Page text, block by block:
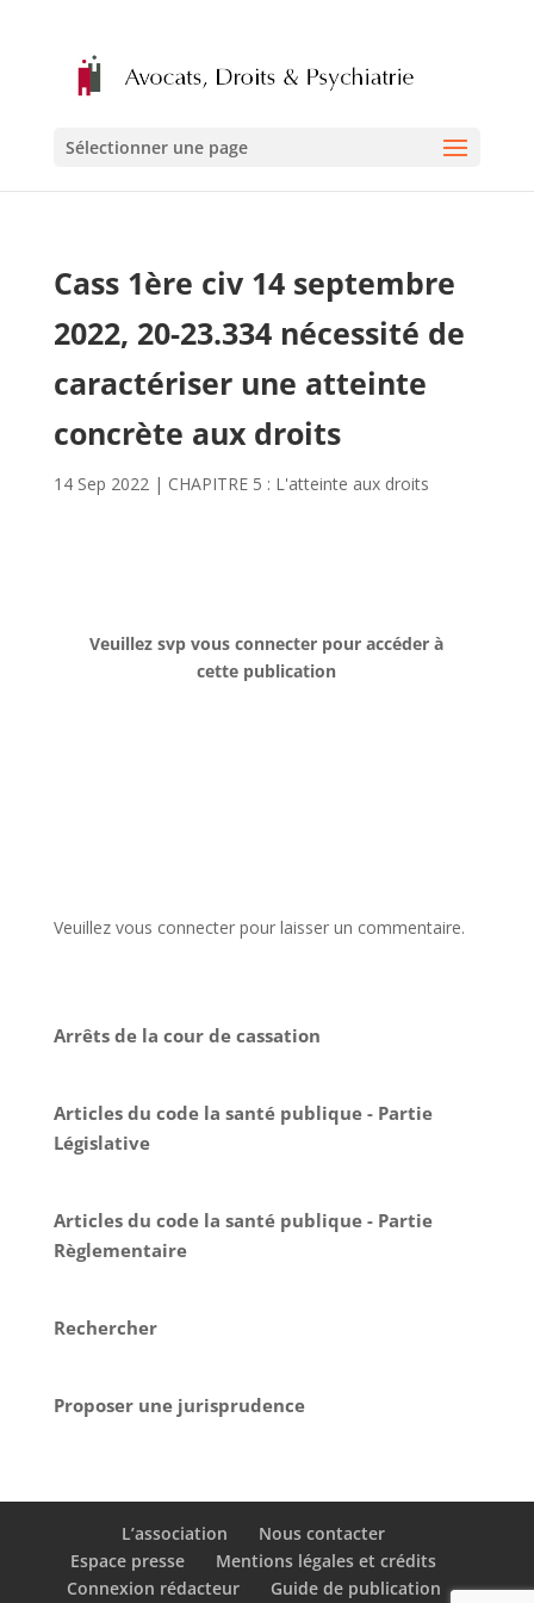
Sélectionner une page
Cass 1ère civ 14 septembre
2022, 20-23.334 nécessité de
caractériser une atteinte
concrète aux droits
14 Sep 2022| CHAPITRE 5 : L'atteinte aux droits
Veuillez svp vous connecter pour accéder à
cette publication
Veuillez vous connecter pour laisser un commentaire.
Arrêts de la cour de cassation
Articles du code la santé publique - Partie
Législative
Articles du code la santé publique - Partie
Règlementaire
Rechercher
Proposer une jurisprudence
L’association
Nous contacter
Espace presse
Mentions légales et crédits
Connexion rédacteur
Guide de publication